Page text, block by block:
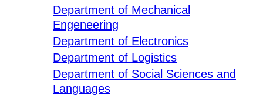
Department of Mechanical
Engeneering
Department of Electronics
Department of Logistics
Department of Social Sciences and
Languages